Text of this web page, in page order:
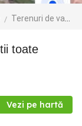
Terenuri de vanzare
Vezi pe hartă